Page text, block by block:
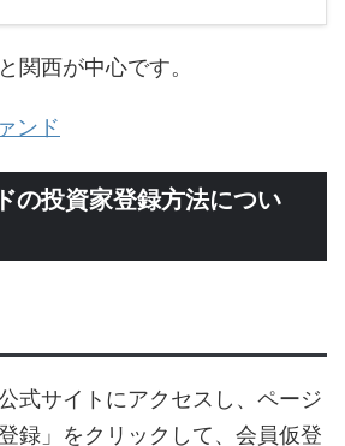
関西が中心です。
ンド
の投資家登録方法につい
式サイトにアクセスし、ページ
録」をクリックして、会員仮登